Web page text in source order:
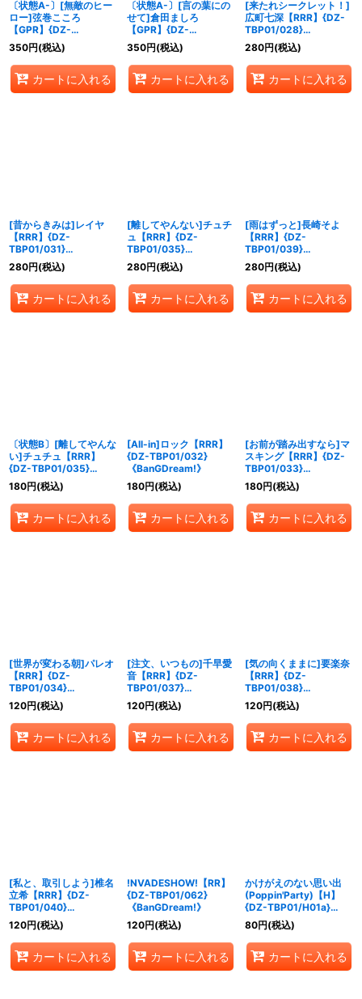
〔状態A-〕[無敵のヒー
ロー]弦巻こころ
【GPR】{DZ-
TBP01/GPR57}
《BanGDream!》
350円(税込)
カートに入れる
〔状態A-〕[言の葉にの
せて]倉田ましろ
【GPR】{DZ-
TBP01/GPR58}
《BanGDream!》
350円(税込)
カートに入れる
[来たれシークレット！]
広町七深【RRR】{DZ-
TBP01/028}
《BanGDream!》
280円(税込)
カートに入れる
[昔からきみは]レイヤ
【RRR】{DZ-
TBP01/031}
《BanGDream!》
280円(税込)
カートに入れる
[離してやんない]チュチ
ュ【RRR】{DZ-
TBP01/035}
《BanGDream!》
280円(税込)
カートに入れる
[雨はずっと]長崎そよ
【RRR】{DZ-
TBP01/039}
《BanGDream!》
280円(税込)
カートに入れる
〔状態B〕[離してやんな
い]チュチュ【RRR】
{DZ-TBP01/035}
《BanGDream!》
180円(税込)
カートに入れる
[All-in]ロック【RRR】
{DZ-TBP01/032}
《BanGDream!》
180円(税込)
カートに入れる
[お前が踏み出すなら]マ
スキング【RRR】{DZ-
TBP01/033}
《BanGDream!》
180円(税込)
カートに入れる
[世界が変わる朝]パレオ
【RRR】{DZ-
TBP01/034}
《BanGDream!》
120円(税込)
カートに入れる
[注文、いつもの]千早愛
音【RRR】{DZ-
TBP01/037}
《BanGDream!》
120円(税込)
カートに入れる
[気の向くままに]要楽奈
【RRR】{DZ-
TBP01/038}
《BanGDream!》
120円(税込)
カートに入れる
[私と、取引しよう]椎名
立希【RRR】{DZ-
TBP01/040}
《BanGDream!》
120円(税込)
カートに入れる
!NVADESHOW!【RR】
{DZ-TBP01/062}
《BanGDream!》
120円(税込)
カートに入れる
かけがえのない思い出
(Poppin'Party)【H】
{DZ-TBP01/H01a}
《BanGDream!》
80円(税込)
カートに入れる